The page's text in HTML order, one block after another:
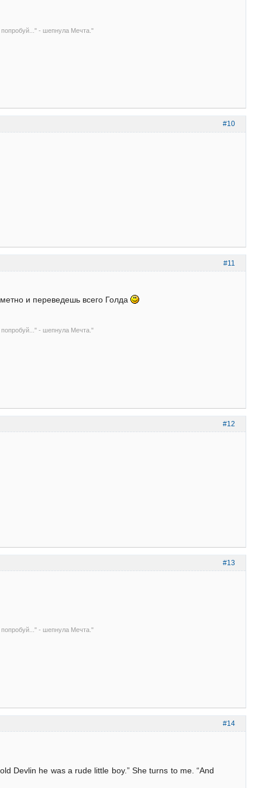
- шепнула Мечта."
#10
#11
и переведешь всего Голда
- шепнула Мечта."
#12
#13
- шепнула Мечта."
#14
Devlin he was a rude little boy.” She turns to me. “And